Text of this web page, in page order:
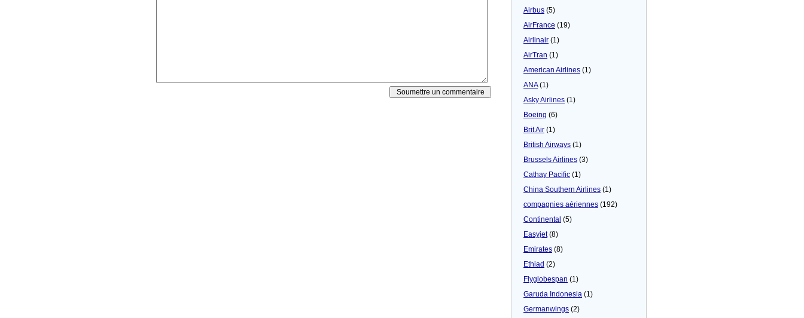
Airbus (5)
AirFrance (19)
Airlinair (1)
AirTran (1)
American Airlines (1)
ANA(1)
Asky Airlines (1)
Boeing (6)
Brit Air (1)
British Airways (1)
Brussels Airlines (3)
Cathay Pacific (1)
China Southern Airlines (1)
compagnies aériennes (192)
Continental (5)
Easyjet(8)
Emirates (8)
Ethiad (2)
Flyglobespan (1)
Garuda Indonesia (1)
Germanwings (2)